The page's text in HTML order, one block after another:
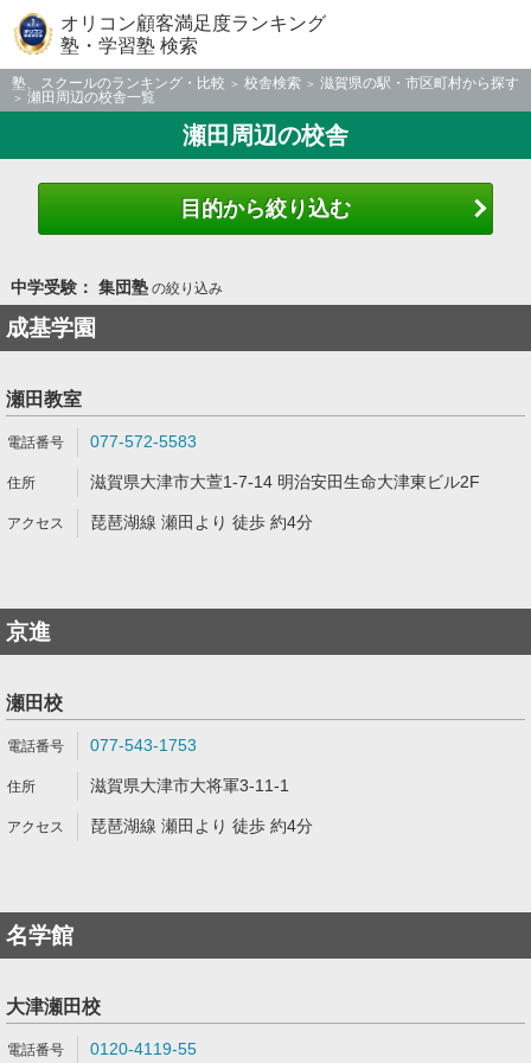
オリコン顧客満足度ランキング
塾・学習塾 検索
塾、スクールのランキング・比較 校舎検索
滋賀県の駅・市区町村から探す
瀬田周辺の校舎一覧
瀬田周辺の校舎
目的から絞り込む
中学受験： 集団塾の絞り込み
成基学園
瀬田教室
077-572-5583
滋賀県大津市大萱1-7-14 明治安田生命大津東ビル2F
琵琶湖線 瀬田より 徒歩 約4分
京進
瀬田校
077-543-1753
滋賀県大津市大将軍3-11-1
琵琶湖線 瀬田より 徒歩 約4分
名学館
大津瀬田校
0120-4119-55